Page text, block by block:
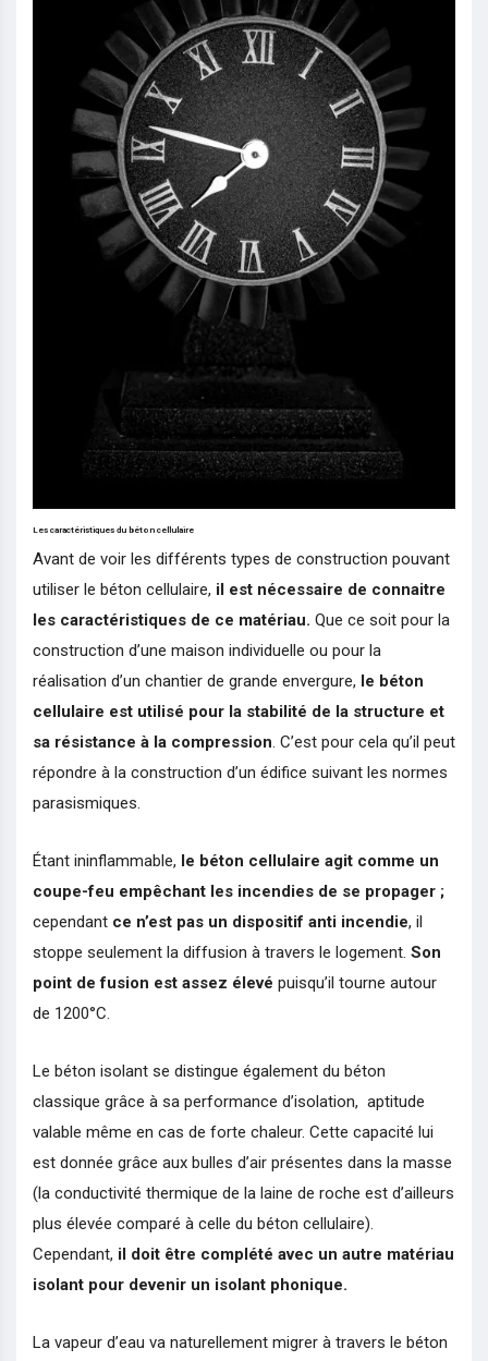
Les caractéristiques du béton cellulaire
Avant de voir les différents types de construction pouvant
utiliser le béton cellulaire, il est nécessaire de connaitre
les caractéristiques de ce matériau. Que ce soit pour la
construction d’une maison individuelle ou pour la
réalisation d’un chantier de grande envergure, le béton
cellulaire est utilisé pour la stabilité de la structure et
sa résistance à la compression. C’est pour cela qu’il peut
répondre à la construction d’un édifice suivant les normes
parasismiques.
Étant ininflammable, le béton cellulaire agit comme un
coupe-feu empêchant les incendies de se propager ;
cependant ce n’est pas un dispositif anti incendie, il
stoppe seulement la diffusion à travers le logement. Son
point de fusion est assez élevé puisqu’il tourne autour
de 1200°C.
Le béton isolant se distingue également du béton
classique grâce à sa performance d’isolation, aptitude
valable même en cas de forte chaleur. Cette capacité lui
est donnée grâce aux bulles d’air présentes dans la masse
(la conductivité thermique de la laine de roche est d’ailleurs
plus élevée comparé à celle du béton cellulaire).
Cependant, il doit être complété avec un autre matériau
isolant pour devenir un isolant phonique.
La vapeur d’eau va naturellement migrer à travers le béton